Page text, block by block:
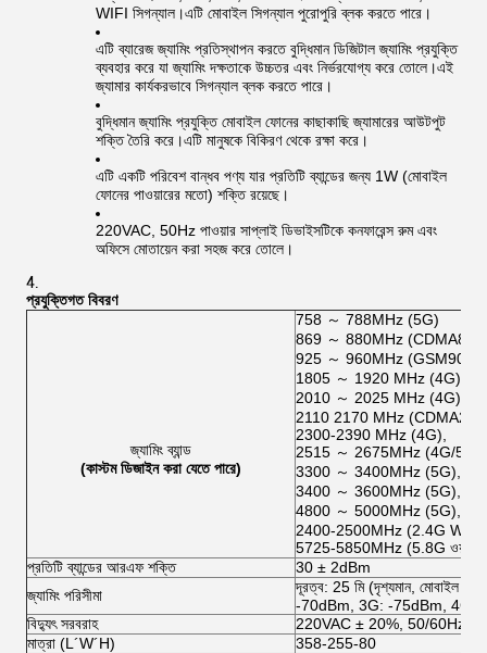
WIFI সিগন্যাল।এটি মোবাইল সিগন্যাল পুরোপুরি ব্লক করতে পারে।
এটি ব্যারেজ জ্যামিং প্রতিস্থাপন করতে বুদ্ধিমান ডিজিটাল জ্যামিং প্রযুক্তি
ব্যবহার করে যা জ্যামিং দক্ষতাকে উচ্চতর এবং নির্ভরযোগ্য করে তোলে।এই
জ্যামার কার্যকরভাবে সিগন্যাল ব্লক করতে পারে।
বুদ্ধিমান জ্যামিং প্রযুক্তি মোবাইল ফোনের কাছাকাছি জ্যামারের আউটপুট
শক্তি তৈরি করে।এটি মানুষকে বিকিরণ থেকে রক্ষা করে।
এটি একটি পরিবেশ বান্ধব পণ্য যার প্রতিটি ব্যান্ডের জন্য 1W (মোবাইল
ফোনের পাওয়ারের মতো) শক্তি রয়েছে।
220VAC, 50Hz পাওয়ার সাপ্লাই ডিভাইসটিকে কনফারেন্স রুম এবং
অফিসে মোতায়েন করা সহজ করে তোলে।
প্রযুক্তিগত বিবরণ
জ্যামিং ব্যান্ড
(কাস্টম ডিজাইন করা যেতে পারে)
758 ～ 788MHz (5G)
869 ～ 880MHz
925 ～ 960MHz (GSM900/
1805 ～ 1920 MHz (4G),
2010 ～ 2025 MHz (4G),
2110 2170 MHz
2300-2390 MHz (4G),
2515 ～ 2675MHz (4G/5G)
3300 ～ 3400MHz (5G),
3400 ～ 3600MHz (5G),
4800 ～ 5000MHz (5G),
2400-2500MHz (2.4G
5725-5850MHz (5.8G
প্রতিটি ব্যান্ডের আরএফ শক্তি
30 ± 2dBm
জ্যামিং পরিসীমা
দূরত্ব: 25 মি (দৃশ্যমান, মোবাইল
-70dBm, 3G: -75dBm, 4G:
বিদ্যুৎ সরবরাহ
220VAC ± 20%, 50/60Hz
মাত্রা (L´W´H)
358-255-80